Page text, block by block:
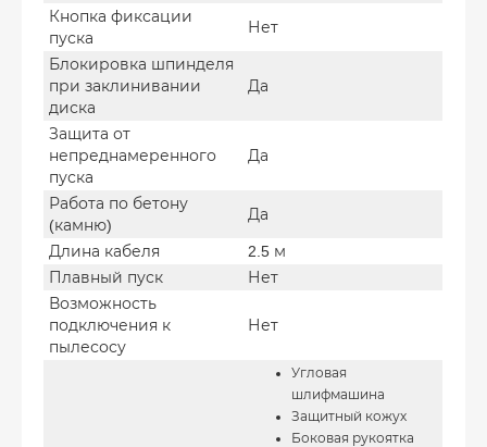
Кнопка фиксации
пуска
Нет
Блокировка шпинделя
при заклинивании
диска
Да
Защита от
непреднамеренного
пуска
Да
Работа по бетону
(камню)
Да
Длина кабеля
2.5 м
Плавный пуск
Нет
Возможность
подключения к
пылесосу
Нет
Угловая
шлифмашина
Защитный кожух
Боковая рукоятка